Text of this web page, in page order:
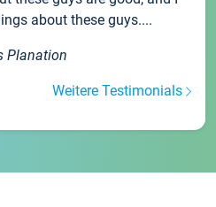
about these guys....
Planation
Weitere Testimonials